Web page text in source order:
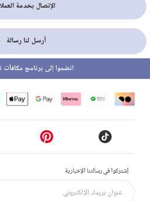
الإتصال بخدمة
أرسل لنا رسالة
إشتركوا في رسالتنا الإخبارية
انضموا إلى برنامج